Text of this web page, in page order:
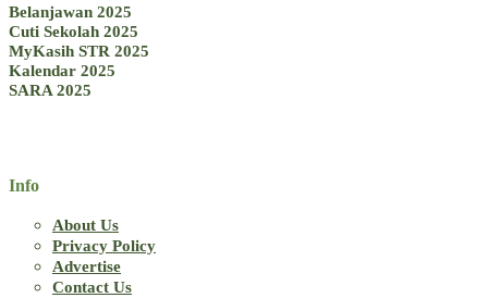
Belanjawan 2025
Cuti Sekolah 2025
MyKasih STR 2025
Kalendar 2025
SARA 2025
Info
About Us
Privacy Policy
Advertise
Contact Us